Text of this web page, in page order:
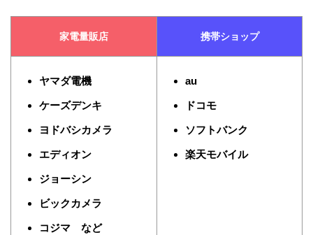
家電量販店 携帯ショップ
ヤマダ電機
ケーズデンキ
ヨドバシカメラ
エディオン
ジョーシン
ビックカメラ
コジマ など
au
ドコモ
ソフトバンク
楽天モバイル